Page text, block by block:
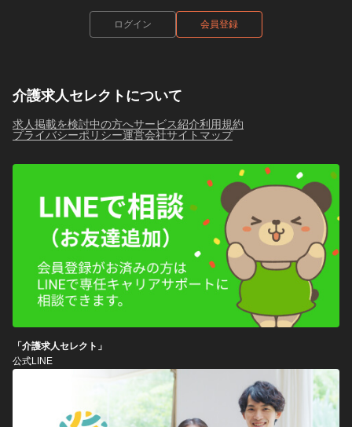
ログイン 会員登録
介護求人セレクトについて
求人掲載を検討中の方へサービス紹介利用規約
プライバシーポリシー運営会社サイトマップ
「介護求人セレクト」
公式LINE